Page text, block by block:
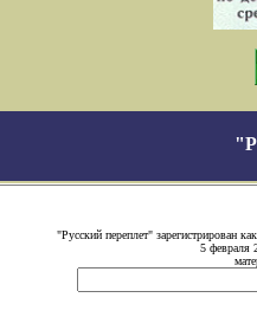
"Русский переплет" зарегистрирован
5 февраля